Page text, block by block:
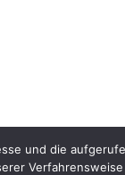
und die